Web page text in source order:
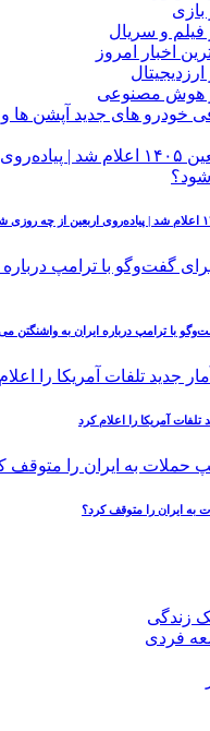
بازی
فیلم و سریال
اخبار امروز
ارزدیجیتال
هوش مصنوعی
خودرو های جدید آپشن‌ ها
با ترامپ درباره ایران به واشنگتن
تلفات آمریکا را اعلام کرد
به ایران را متوقف کرد؟
زندگی
فردی